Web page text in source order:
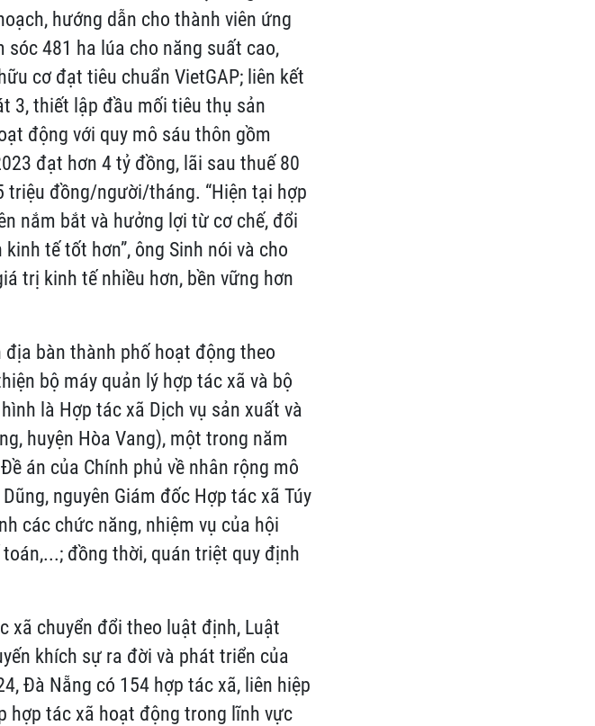
hướng dẫn cho thành viên ứng
sóc 481 ha lúa cho năng suất cao,
cơ đạt tiêu chuẩn VietGAP; liên kết
3, thiết lập đầu mối tiêu thụ sản
động với quy mô sáu thôn gồm
đạt hơn 4 tỷ đồng, lãi sau thuế 80
triệu đồng/người/tháng. “Hiện tại hợp
nắm bắt và hưởng lợi từ cơ chế, đổi
tế tốt hơn”, ông Sinh nói và cho
trị kinh tế nhiều hơn, bền vững hơn
địa bàn thành phố hoạt động theo
bộ máy quản lý hợp tác xã và bộ
là Hợp tác xã Dịch vụ sản xuất và
huyện Hòa Vang), một trong năm
án của Chính phủ về nhân rộng mô
nguyên Giám đốc Hợp tác xã Túy
các chức năng, nhiệm vụ của hội
đồng thời, quán triệt quy định
xã chuyển đổi theo luật định, Luật
khích sự ra đời và phát triển của
Đà Nẵng có 154 hợp tác xã, liên hiệp
hợp tác xã hoạt động trong lĩnh vực